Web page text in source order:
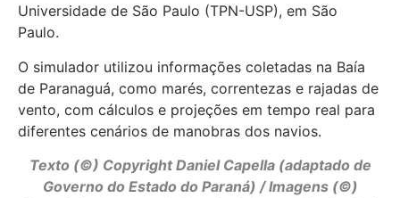
Universidade de São Paulo (TPN-USP), em São
Paulo.
O simulador utilizou informações coletadas na Baía
de Paranaguá, como marés, correntezas e rajadas de
vento, com cálculos e projeções em tempo real para
diferentes cenários de manobras dos navios.
Texto (©) Copyright Daniel Capella (adaptado de
Governo do Estado do Paraná) / Imagens (©)